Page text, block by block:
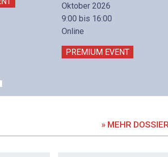
Oktober 2026
9:00 bis 16:00
Online
PREMIUM EVENT
» MEHR